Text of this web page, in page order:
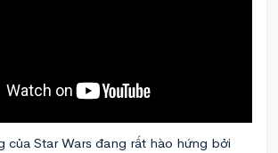
của Star Wars đang rất hào hứng bởi